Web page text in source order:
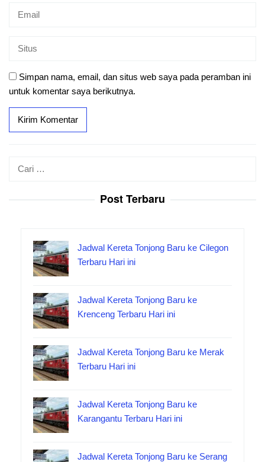
Simpan nama, email, dan situs web saya pada peramban ini
untuk komentar saya berikutnya.
Post Terbaru
Jadwal Kereta Tonjong Baru ke Cilegon
Terbaru Hari ini
Jadwal Kereta Tonjong Baru ke
Krenceng Terbaru Hari ini
Jadwal Kereta Tonjong Baru ke Merak
Terbaru Hari ini
Jadwal Kereta Tonjong Baru ke
Karangantu Terbaru Hari ini
Jadwal Kereta Tonjong Baru ke Serang